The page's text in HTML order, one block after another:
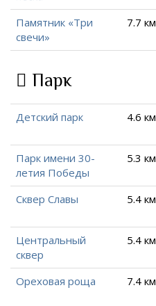
Памятник «Три
свечи»
7.7 км
Парк
Детский парк 4.6 км
Парк имени 30-
летия Победы
5.3 км
Сквер Славы 5.4 км
Центральный
сквер
5.4 км
Ореховая роща 7.4 км